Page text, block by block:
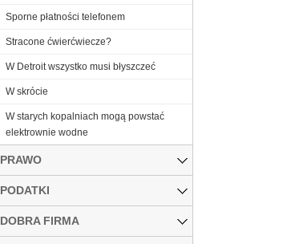
Sporne płatności telefonem
Stracone ćwierćwiecze?
W Detroit wszystko musi błyszczeć
W skrócie
W starych kopalniach mogą powstać
elektrownie wodne
PRAWO
PODATKI
DOBRA FIRMA